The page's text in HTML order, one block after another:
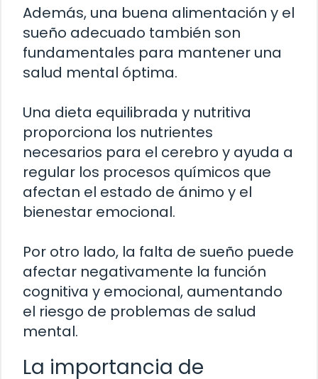
Además, una buena alimentación y el
sueño adecuado también son
fundamentales para mantener una
salud mental óptima.
Una dieta equilibrada y nutritiva
proporciona los nutrientes
necesarios para el cerebro y ayuda a
regular los procesos químicos que
afectan el estado de ánimo y el
bienestar emocional.
Por otro lado, la falta de sueño puede
afectar negativamente la función
cognitiva y emocional, aumentando
el riesgo de problemas de salud
mental.
La importancia de